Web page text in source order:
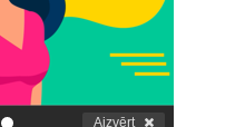
. Aizvērt